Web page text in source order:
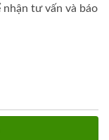
tư vấn và báo